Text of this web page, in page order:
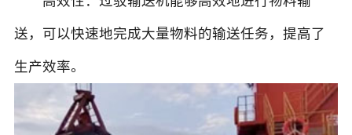
送，可以快速地完成大量物料的输送任务，提高了
生产效率。